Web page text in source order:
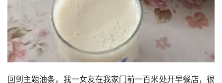
回到主题油条，我一女友在我家门前一百米处开早餐店，很